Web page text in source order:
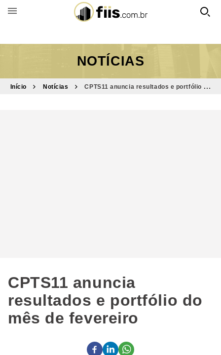
BUSCAR POR FUNDO
NOTÍCIAS
Início Notícias
CPTS11 anuncia resultados e portfólio do
CPTS11 anuncia
resultados e portfólio do
mês de fevereiro